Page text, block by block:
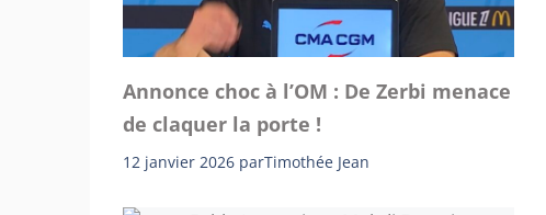
Annonce choc à l’OM : De Zerbi menace
de claquer la porte !
12 janvier 2026 parTimothée Jean